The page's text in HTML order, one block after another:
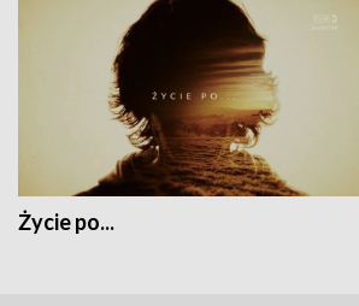
Życie po...